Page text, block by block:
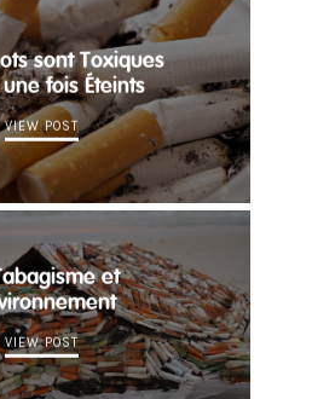
sont Toxiques
fois Éteints
VIEW POST
et
VIEW POST